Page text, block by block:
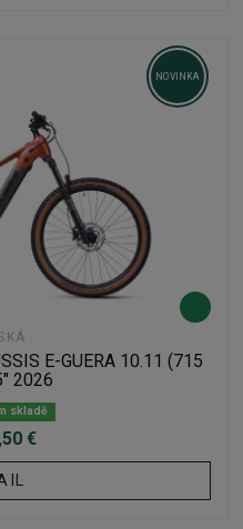
NOVINKA
E-GUERA 10.11 (715
2026
skladě
€